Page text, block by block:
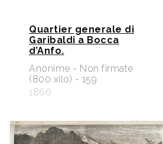
Quartier generale di
Garibaldi a Bocca
d’Anfo.
Anonime - Non firmate
(800 xilo) - 159
1866